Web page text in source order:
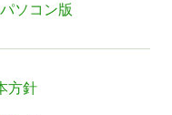
パソコン版
方針